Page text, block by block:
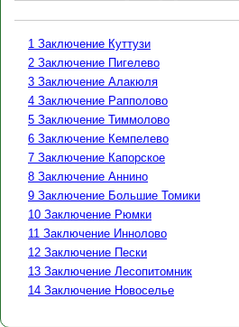
1 Заключение Куттузи
2 Заключение Пигелево
3 Заключение Алакюля
4 Заключение Рапполово
5 Заключение Тиммолово
6 Заключение Кемпелево
7 Заключение Капорское
8 Заключение Аннино
9 Заключение Большие Томики
10 Заключение Рюмки
11 Заключение Иннолово
12 Заключение Пески
13 Заключение Лесопитомник
14 Заключение Новоселье